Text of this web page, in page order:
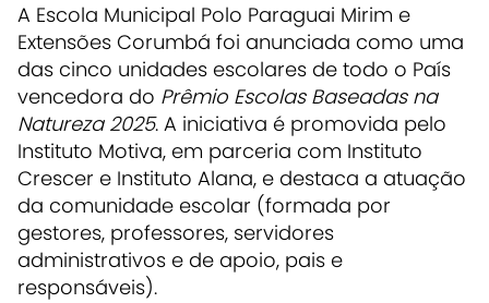
A Escola Municipal Polo Paraguai Mirim e
Extensões Corumbá foi anunciada como uma
das cinco unidades escolares de todo o País
vencedora do Prêmio Escolas Baseadas na
Natureza 2025. A iniciativa é promovida pelo
Instituto Motiva, em parceria com Instituto
Crescer e Instituto Alana, e destaca a atuação
da comunidade escolar (formada por
gestores, professores, servidores
administrativos e de apoio, pais e
responsáveis).